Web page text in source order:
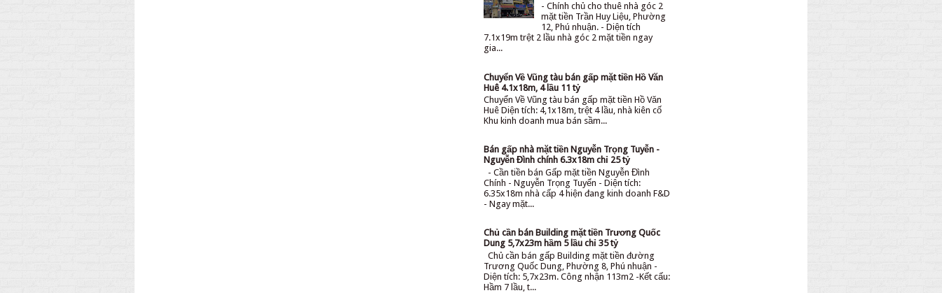
- Chính chủ cho thuê nhà góc 2
mặt tiền Trần Huy Liệu, Phường
12, Phú nhuận. - Diện tích
7.1x19m trệt 2 lầu nhà góc 2 mặt tiền ngay
gia...
Chuyển Về Vũng tàu bán gấp mặt tiền Hồ Văn
Huê 4.1x18m, 4 lầu 11 tỷ
Chuyển Về Vũng tàu bán gấp mặt tiền Hồ Văn
Huê Diện tích: 4,1x18m, trệt 4 lầu, nhà kiên cố
Khu kinh doanh mua bán sầm...
Bán gấp nhà mặt tiền Nguyễn Trọng Tuyễn -
Nguyễn Đình chính 6.3x18m chỉ 25 tỷ
- Cần tiền bán Gấp mặt tiền Nguyễn Đình
Chính - Nguyễn Trọng Tuyển - Diện tích:
6.35x18m nhà cấp 4 hiện đang kinh doanh F&D
- Ngay mặt...
Chủ cần bán Building mặt tiền Trương Quốc
Dung 5,7x23m hầm 5 lầu chỉ 35 tỷ
Chủ cần bán gấp Building mặt tiền đường
Trương Quốc Dung, Phường 8, Phú nhuận -
Diện tích: 5,7x23m. Công nhận 113m2 -Kết cấu:
Hầm 7 lầu, t...